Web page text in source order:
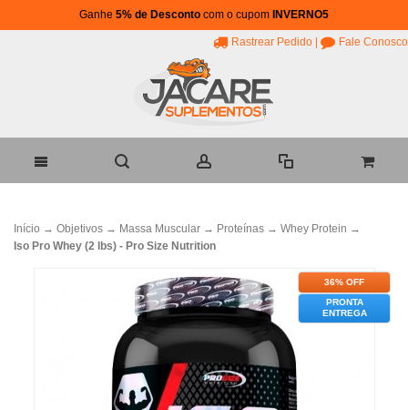
Ganhe 5% de Desconto com o cupom INVERNO5
Rastrear Pedido Fale Conosco
Início → Objetivos → Massa Muscular → Proteínas → Whey Protein →
Iso Pro Whey (2 lbs) - Pro Size Nutrition
36% OFF
PRONTA
ENTREGA